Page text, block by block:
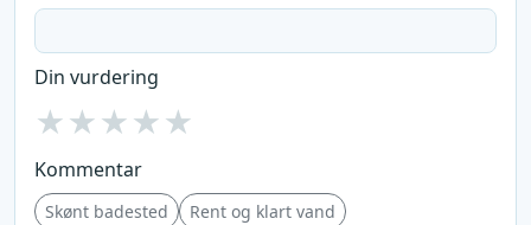
Din vurdering
★★★★★
Kommentar
Skønt badested
Rent og klart vand